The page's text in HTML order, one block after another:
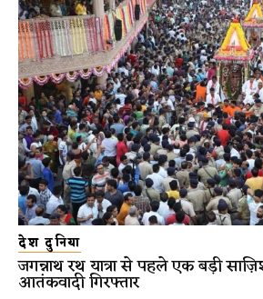
देश दुनिया
जगन्नाथ रथ यात्रा से पहले एक बड़ी
आतंकवादी गिरफ्तार